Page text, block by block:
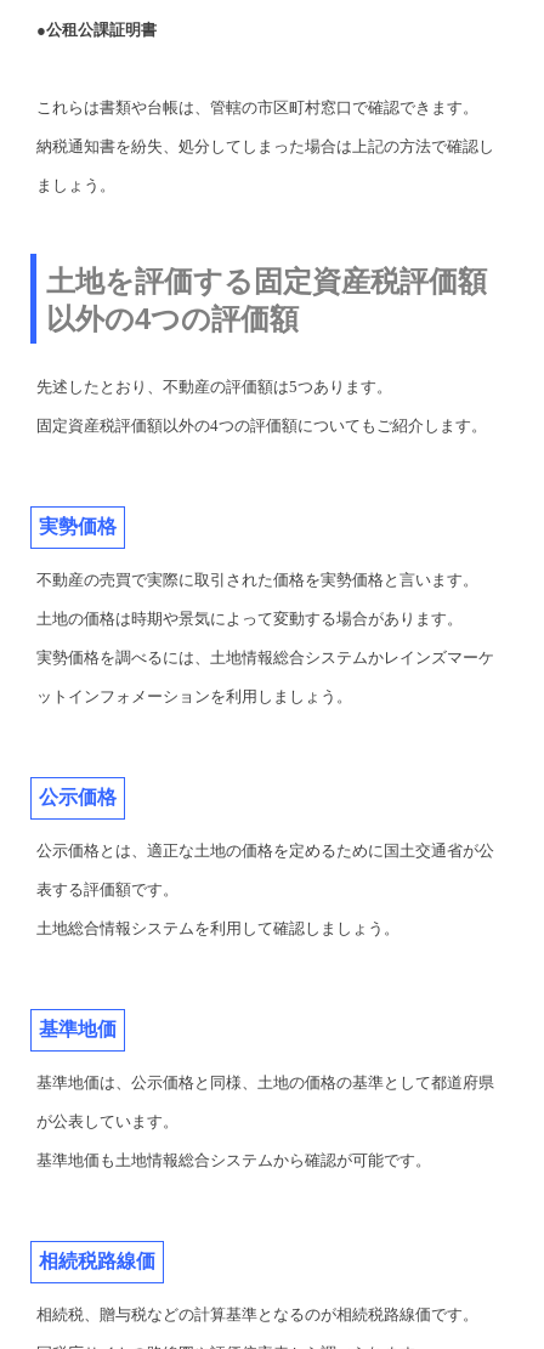
●公租公課証明書
これらは書類や台帳は、管轄の市区町村窓口で確認できます。
納税通知書を紛失、処分してしまった場合は上記の方法で確認し
ましょう。
土地を評価する固定資産税評価額
以外の4つの評価額
先述したとおり、不動産の評価額は5つあります。
固定資産税評価額以外の4つの評価額についてもご紹介します。
実勢価格
不動産の売買で実際に取引された価格を実勢価格と言います。
土地の価格は時期や景気によって変動する場合があります。
実勢価格を調べるには、土地情報総合システムかレインズマーケ
ットインフォメーションを利用しましょう。
公示価格
公示価格とは、適正な土地の価格を定めるために国土交通省が公
表する評価額です。
土地総合情報システムを利用して確認しましょう。
基準地価
基準地価は、公示価格と同様、土地の価格の基準として都道府県
が公表しています。
基準地価も土地情報総合システムから確認が可能です。
相続税路線価
相続税、贈与税などの計算基準となるのが相続税路線価です。